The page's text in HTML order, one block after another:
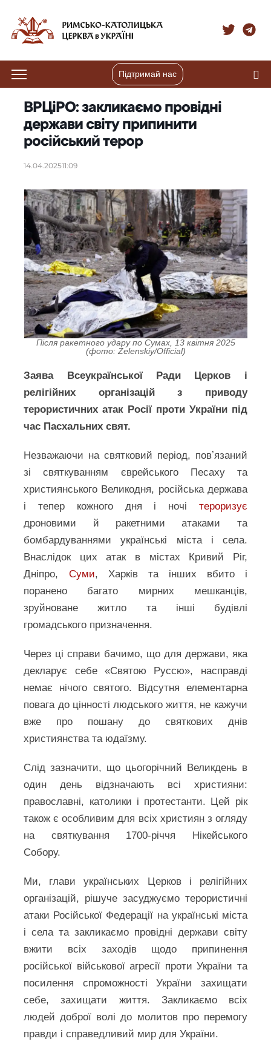
Підтримай нас
ВРЦіРО: закликаємо провідні
держави світу припинити
російський терор
14.04.202511:09
Після ракетного удару по Сумах, 13 квітня 2025
(фото: Zelenskiy/Official)
Заява Всеукраїнської Ради Церков і
релігійних організацій з приводу
терористичних атак Росії проти України під
час Пасхальних свят.
Незважаючи на святковий період, повʼязаний
зі святкуванням єврейського Песаху та
християнського Великодня, російська держава
і тепер кожного дня і ночі тероризує
дроновими й ракетними атаками та
бомбардуваннями українські міста і села.
Внаслідок цих атак в містах Кривий Ріг,
Дніпро, Суми, Харків та інших вбито і
поранено багато мирних мешканців,
зруйноване житло та інші будівлі
громадського призначення.
Через ці справи бачимо, що для держави, яка
декларує себе «Святою Руссю», насправді
немає нічого святого. Відсутня елементарна
повага до цінності людського життя, не кажучи
вже про пошану до святкових днів
християнства та юдаїзму.
Слід зазначити, що цьогорічний Великдень в
один день відзначають всі християни:
православні, католики і протестанти. Цей рік
також є особливим для всіх християн з огляду
на святкування 1700-річчя Нікейського
Собору.
Ми, глави українських Церков і релігійних
організацій, рішуче засуджуємо терористичні
атаки Російської Федерації на українські міста
і села та закликаємо провідні держави світу
вжити всіх заходів щодо припинення
російської військової агресії проти України та
посилення спроможності України захищати
себе, захищати життя. Закликаємо всіх
людей доброї волі до молитов про перемогу
правди і справедливий мир для України.